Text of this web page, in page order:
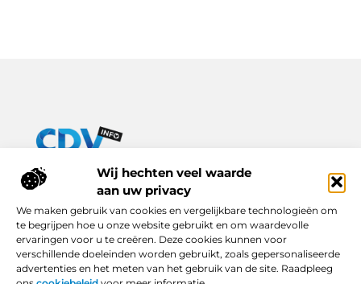
Wij hechten veel waarde
aan uw privacy
We maken gebruik van cookies en vergelijkbare technologieën om
te begrijpen hoe u onze website gebruikt en om waardevolle
ervaringen voor u te creëren. Deze cookies kunnen voor
verschillende doeleinden worden gebruikt, zoals gepersonaliseerde
advertenties en het meten van het gebruik van de site. Raadpleeg
Van praktische tips tot inspirerende verhalen – alles op Cdv-
Ontdek een breed scala aan blogs en artikelen die je dagelijks
leven verrijken, van handige adviezen tot boeiende inzichten.
Bericht categorie